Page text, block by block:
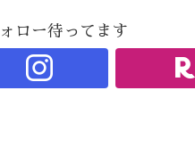
ロー待ってます